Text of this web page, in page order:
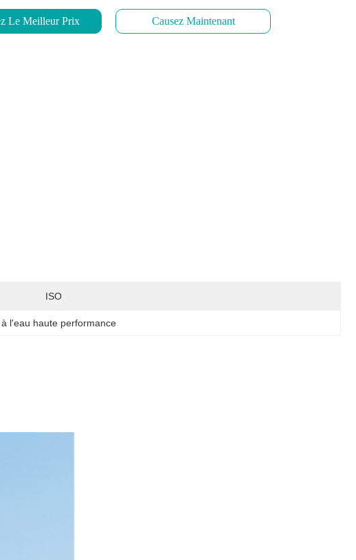
Le Meilleur Prix Causez Maintenant
ISO
l'eau haute performance